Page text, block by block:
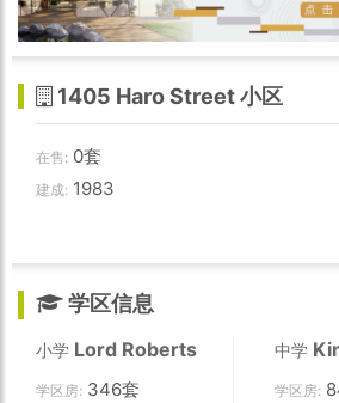
1405 Haro Street 小区
在售: 0套
建成: 1983
学区信息
小学 Lord Roberts
学区房: 346套
中学
学区房: